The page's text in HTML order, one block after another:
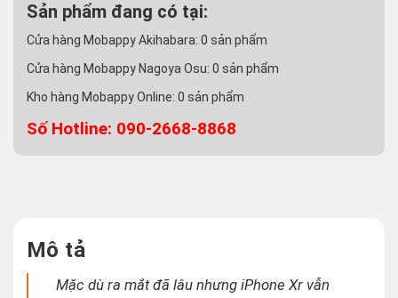
Sản phẩm đang có tại:
Cửa hàng Mobappy Akihabara: 0 sản phẩm
Cửa hàng Mobappy Nagoya Osu: 0 sản phẩm
Kho hàng Mobappy Online: 0 sản phẩm
Số Hotline: 090-2668-8868
Mô tả
Mặc dù ra mắt đã lâu nhưng iPhone Xr vẫn